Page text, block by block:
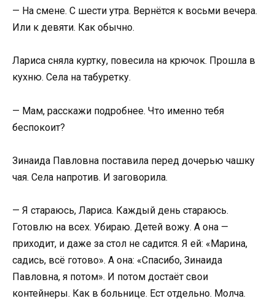
— На смене. С шести утра. Вернётся к восьми вечера.
Или к девяти. Как обычно.
Лариса сняла куртку, повесила на крючок. Прошла в
кухню. Села на табуретку.
— Мам, расскажи подробнее. Что именно тебя
беспокоит?
Зинаида Павловна поставила перед дочерью чашку
чая. Села напротив. И заговорила.
— Я стараюсь, Лариса. Каждый день стараюсь.
Готовлю на всех. Убираю. Детей вожу. А она —
приходит, и даже за стол не садится. Я ей: «Марина,
садись, всё готово». А она: «Спасибо, Зинаида
Павловна, я потом». И потом достаёт свои
контейнеры. Как в больнице. Ест отдельно. Молча.